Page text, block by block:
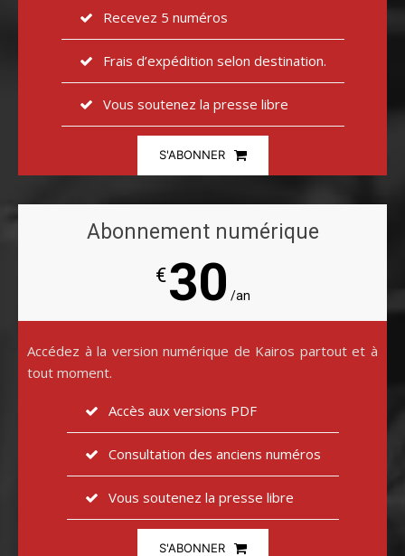
Recevez 5 numéros
Frais d’expédition selon destination.
Vous soutenez la presse libre
S'ABONNER
Abonnement numérique
€30 /an
Accédez à la version numérique de Kairos partout et à
tout moment.
Accès aux versions PDF
Consultation des anciens numéros
Vous soutenez la presse libre
S'ABONNER